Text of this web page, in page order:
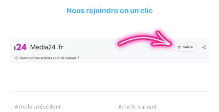
Nous rejoindre en un clic
Article précédent Article suivant